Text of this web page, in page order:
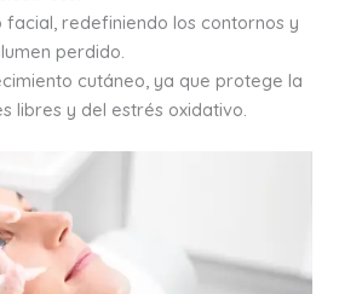
facial, redefiniendo los contornos y
perdido.
cutáneo, ya que protege la
libres y del estrés oxidativo.